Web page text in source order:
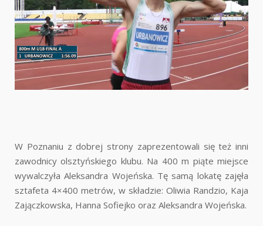
W Poznaniu z dobrej strony zaprezentowali się też inni
zawodnicy olsztyńskiego klubu. Na 400 m piąte miejsce
wywalczyła Aleksandra Wojeńska. Tę samą lokatę zajęła
sztafeta 4×400 metrów, w składzie: Oliwia Randzio, Kaja
Zajączkowska, Hanna Sofiejko oraz Aleksandra Wojeńska.